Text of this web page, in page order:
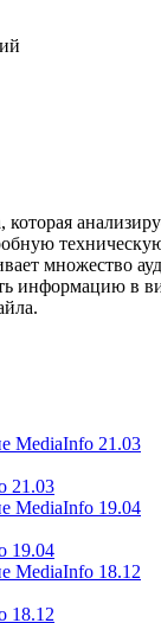
множество
информацию в
MediaInfo 21.03
MediaInfo 19.04
MediaInfo 18.12